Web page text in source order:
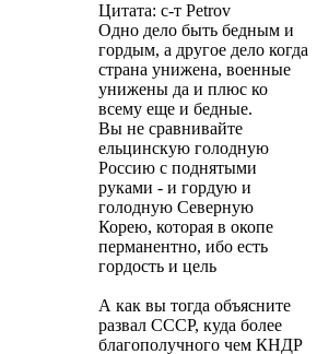
Цитата: с-т Petrov
Одно дело быть бедным и
гордым, а другое дело когда
страна унижена, военные
унижены да и плюс ко
всему еще и бедные.
Вы не сравнивайте
ельцинскую голодную
Россию с поднятыми
руками - и гордую и
голодную Северную
Корею, которая в окопе
перманентно, ибо есть
гордость и цель
А как вы тогда объясните
развал СССР, куда более
благополучного чем КНДР